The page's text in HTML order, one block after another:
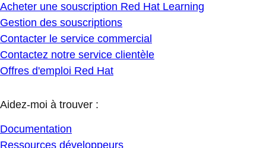
Acheter une souscription Red Hat Learning
Gestion des souscriptions
Contacter le service commercial
Contactez notre service clientèle
Offres d'emploi Red Hat
Aidez-moi à trouver :
Documentation
Ressources développeurs